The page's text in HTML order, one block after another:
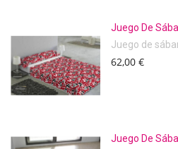
Juego De
Juego de
62,00 €
Juego De